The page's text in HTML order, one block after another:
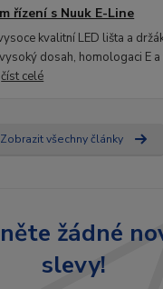
řízení s Nuuk E-Line
kvalitní LED lišta a
dosah, homologaci E
číst celé
Zobrazit všechny články
žádné
slevy!